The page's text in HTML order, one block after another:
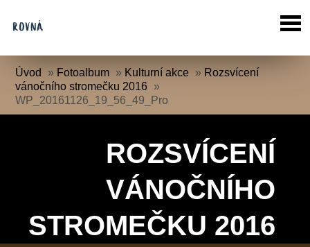
Úvod » Fotoalbum » Kulturní akce » Rozsvícení
vánočního stromečku 2016 »
WP_20161126_19_56_49_Pro
ROZSVÍCENÍ
VÁNOČNÍHO
STROMEČKU 2016